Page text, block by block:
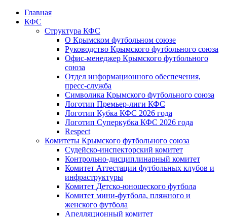
Главная
КФС
Структура КФС
О Крымском футбольном союзе
Руководство Крымского футбольного союза
Офис-менеджер Крымского футбольного
союза
Отдел информационного обеспечения,
пресс-служба
Символика Крымского футбольного союза
Логотип Премьер-лиги КФС
Логотип Кубка КФС 2026 года
Логотип Суперкубка КФС 2026 года
Respect
Комитеты Крымского футбольного союза
Судейско-инспекторский комитет
Контрольно-дисциплинарный комитет
Комитет Аттестации футбольных клубов и
инфраструктуры
Комитет Детско-юношеского футбола
Комитет мини-футбола, пляжного и
женского футбола
Апелляционный комитет